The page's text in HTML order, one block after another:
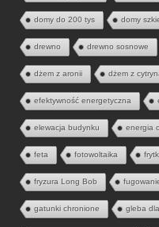
domy do 200 tys domy
drewno drewno sosnowe
dżem z aronii dżem z
efektywność energetyczna
elewacja budynku energia
feta fotowoltaika
fryzura Long Bob
gatunki chronione gleba